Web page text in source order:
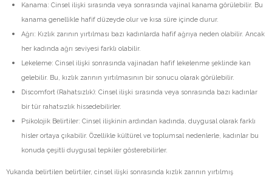
Kanama: Cinsel ilişki sırasında veya sonrasında vajinal kanama görülebilir. Bu
kanama genellikle hafif düzeyde olur ve kısa süre içinde durur.
Ağrı: Kızlık zarının yırtılması bazı kadınlarda hafif ağrıya neden olabilir. Ancak
her kadında ağrı seviyesi farklı olabilir.
Lekeleme: Cinsel ilişki sonrasında vajinadan hafif lekelenme şeklinde kan
gelebilir. Bu, kızlık zarının yırtılmasının bir sonucu olarak görülebilir.
Discomfort (Rahatsızlık): Cinsel ilişki sırasında veya sonrasında bazı kadınlar
bir tür rahatsızlık hissedebilirler.
Psikolojik Belirtiler: Cinsel ilişkinin ardından kadında, duygusal olarak farklı
hisler ortaya çıkabilir. Özellikle kültürel ve toplumsal nedenlerle, kadınlar bu
konuda çeşitli duygusal tepkiler gösterebilirler.
Yukarıda belirtilen belirtiler, cinsel ilişki sonrasında kızlık zarının yırtılmış